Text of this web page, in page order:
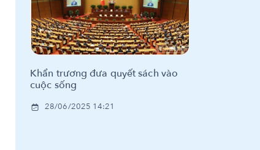
Khẩn trương đưa quyết sách vào
cuộc sống
28/06/2025 14:21